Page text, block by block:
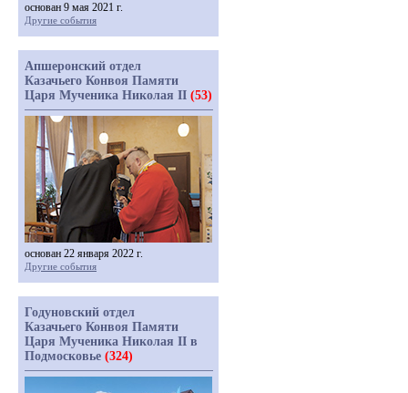
основан 9 мая 2021 г.
Другие события
Апшеронский отдел
Казачьего Конвоя Памяти
Царя Мученика Николая II (53)
основан 22 января 2022 г.
Другие события
Годуновский отдел
Казачьего Конвоя Памяти
Царя Мученика Николая II в
Подмосковье (324)